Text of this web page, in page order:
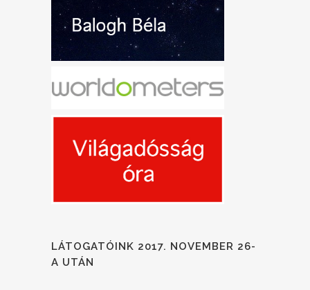
LÁTOGATÓINK 2017. NOVEMBER 26-
A UTÁN